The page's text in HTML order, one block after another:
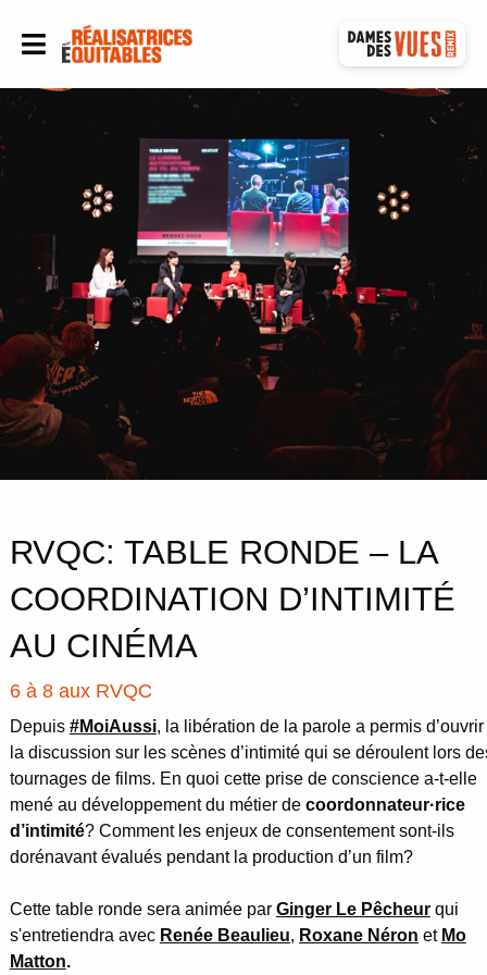
RVQC: TABLE RONDE – LA
COORDINATION D’INTIMITÉ
AU CINÉMA
6 à 8 aux RVQC
Depuis #MoiAussi, la libération de la parole a permis d’ouvrir
la discussion sur les scènes d’intimité qui se déroulent lors
tournages de films. En quoi cette prise de conscience a-t-elle
mené au développement du métier de coordonnateur·rice
d’intimité? Comment les enjeux de consentement sont-ils
dorénavant évalués pendant la production d’un film?
Cette table ronde sera animée par Ginger Le Pêcheurqui
s'entretiendra avec Renée Beaulieu, Roxane Néron et Mo
Matton.